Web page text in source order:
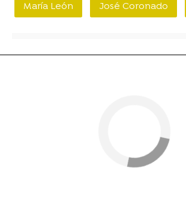
María León José Coronado